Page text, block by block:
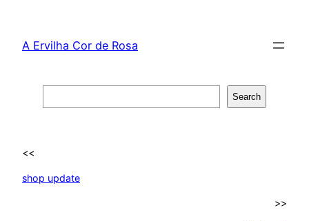
content
A Ervilha Cor de Rosa
Search
<<
shop update
>>